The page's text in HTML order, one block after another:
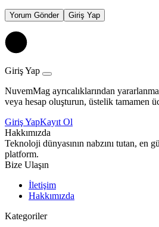
Yorum Gönder Giriş Yap
Giriş Yap
NuvemMag ayrıcalıklarından
veya hesap oluşturun, üstelik tamamen
Giriş YapKayıt Ol
Hakkımızda
Teknoloji dünyasının nabzını tutan, en
platform.
Bize Ulaşın
İletişim
Hakkımızda
Kategoriler